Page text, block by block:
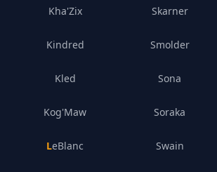
Kha'Zix
Kindred
Kled
Kog'Maw
LeBlanc
Skarner
Smolder
Sona
Soraka
Swain